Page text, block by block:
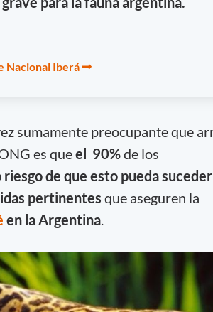
Nacional Iberá
sumamente preocupante que
es queel 90%de los
de que esto pueda
pertinentes que aseguren la
en la Argentina.